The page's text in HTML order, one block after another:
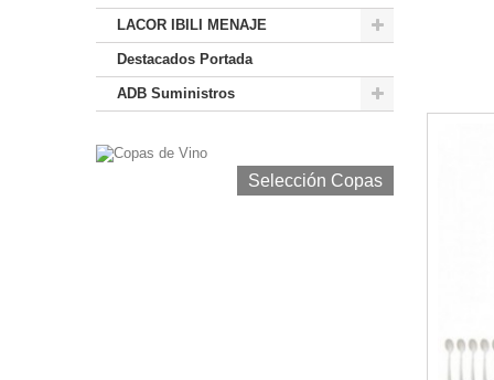
LACOR IBILI MENAJE
Destacados Portada
ADB Suministros
Selección Copas de Vino y Champagne
Selección Copas